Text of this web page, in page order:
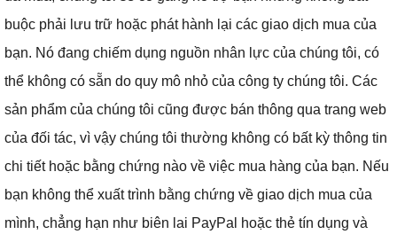
buộc phải lưu trữ hoặc phát hành lại các giao dịch mua của
bạn. Nó đang chiếm dụng nguồn nhân lực của chúng tôi, có
thể không có sẵn do quy mô nhỏ của công ty chúng tôi. Các
sản phẩm của chúng tôi cũng được bán thông qua trang web
của đối tác, vì vậy chúng tôi thường không có bất kỳ thông tin
chi tiết hoặc bằng chứng nào về việc mua hàng của bạn. Nếu
bạn không thể xuất trình bằng chứng về giao dịch mua của
mình, chẳng hạn như biên lai PayPal hoặc thẻ tín dụng và